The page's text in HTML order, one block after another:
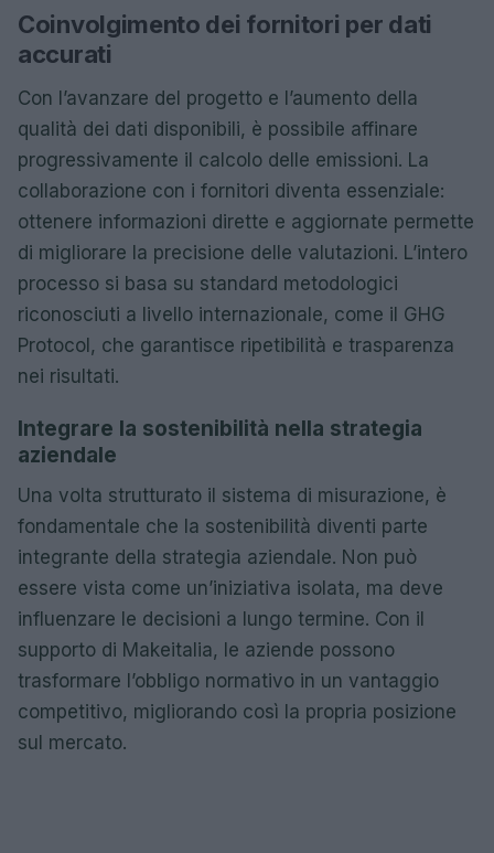
Coinvolgimento dei fornitori per dati
accurati
Con l’avanzare del progetto e l’aumento della
qualità dei dati disponibili, è possibile affinare
progressivamente il calcolo delle emissioni. La
collaborazione con i fornitori diventa essenziale:
ottenere informazioni dirette e aggiornate permette
di migliorare la precisione delle valutazioni. L’intero
processo si basa su standard metodologici
riconosciuti a livello internazionale, come il GHG
Protocol, che garantisce ripetibilità e trasparenza
nei risultati.
Integrare la sostenibilità nella strategia
aziendale
Una volta strutturato il sistema di misurazione, è
fondamentale che la sostenibilità diventi parte
integrante della strategia aziendale. Non può
essere vista come un’iniziativa isolata, ma deve
influenzare le decisioni a lungo termine. Con il
supporto di Makeitalia, le aziende possono
trasformare l’obbligo normativo in un vantaggio
competitivo, migliorando così la propria posizione
sul mercato.